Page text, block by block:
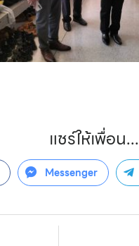
แชร์ให้เพื่อน...
Messenger